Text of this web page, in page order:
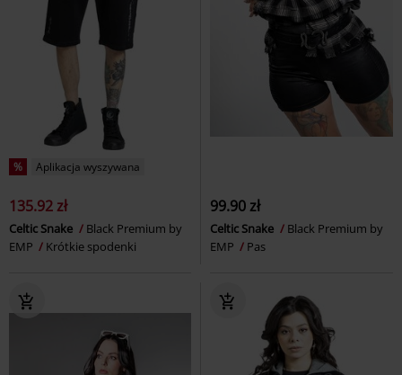
% Aplikacja wyszywana
135.92 zł
Celtic Snake
Black Premium by
EMP
Krótkie spodenki
99.90 zł
Celtic Snake
Black Premium by
EMP
Pas